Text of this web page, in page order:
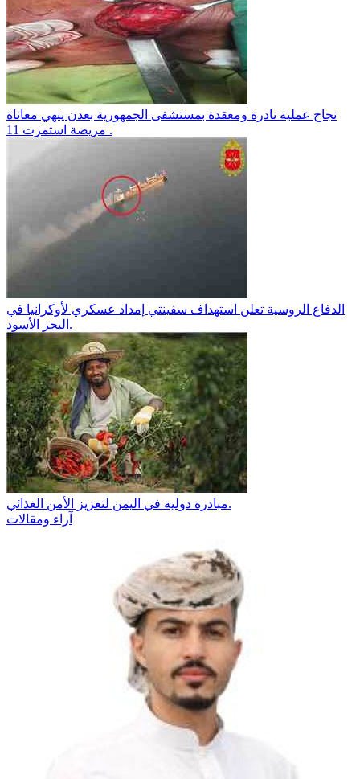
نجاح عملية نادرة ومعقدة بمستشفى الجمهورية بعدن ينهي معاناة
مريضة استمرت 11 .
الدفاع الروسية تعلن استهداف سفينتي إمداد عسكري لأوكرانيا في
البحر الأسود.
مبادرة دولية في اليمن لتعزيز الأمن الغذائي.
آراء ومقالات